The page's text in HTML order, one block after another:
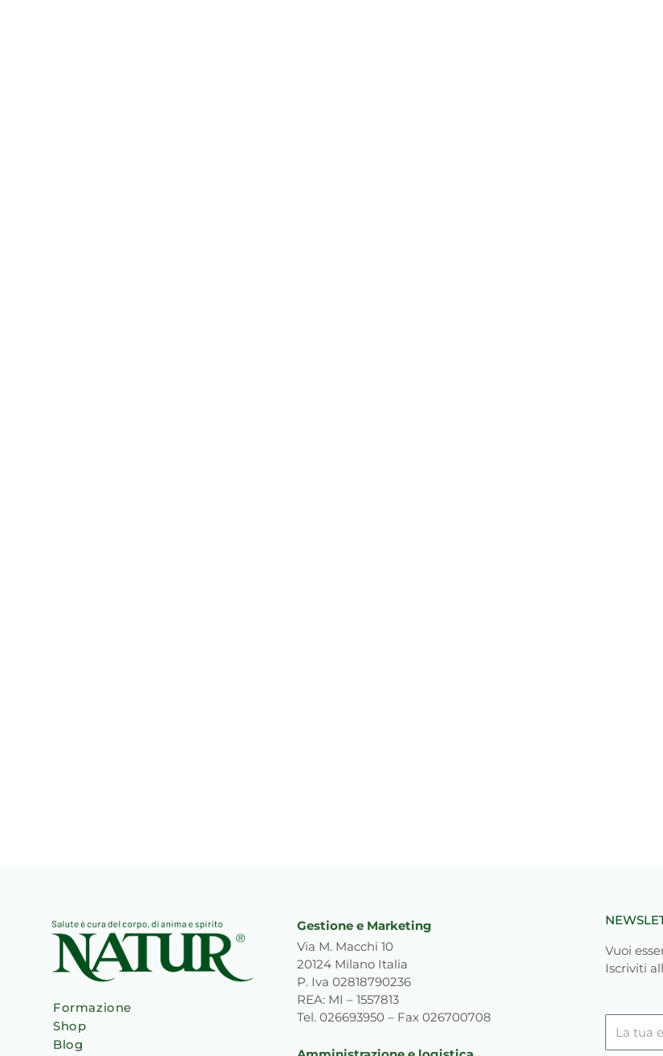
Formazione
Shop
Blog
Gestione e Marketing
Via M. Macchi 10
20124 Milano Italia
P. Iva 02818790236
REA: MI – 1557813
Tel. 026693950 – Fax 026700708
Vuoi
Iscriviti
tua